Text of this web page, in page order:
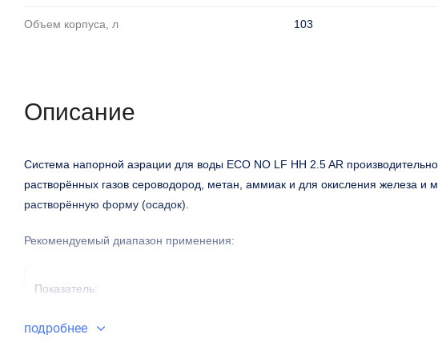
Объем корпуса, л 103
Описание
Система напорной аэрации для воды ECO NO LF HH 2.5 AR
растворённых газов сероводород, метан, аммиак и для окисления железа и
растворённую форму (осадок).
Рекомендуемый диапазон применения:
Показатель:
Содержание железа общего:
подробнее